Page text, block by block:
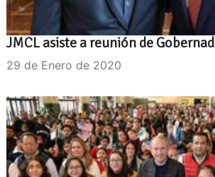
JMCL asiste a reunión de
29 de Enero de 2020